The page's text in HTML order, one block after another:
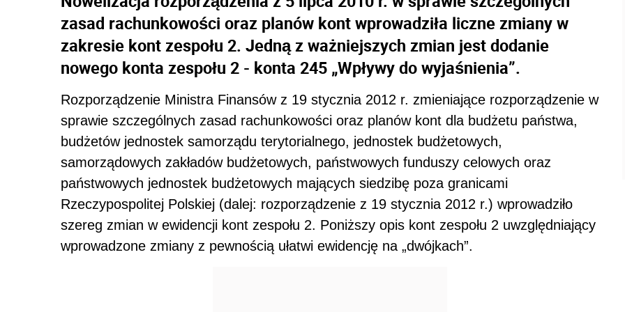
zasad rachunkowości oraz planów kont wprowadziła liczne zmiany w
zakresie kont zespołu 2. Jedną z ważniejszych zmian jest dodanie
nowego konta zespołu 2 - konta 245 „Wpływy do wyjaśnienia”.
Rozporządzenie Ministra Finansów z 19 stycznia 2012 r. zmieniające rozporządzenie w
sprawie szczególnych zasad rachunkowości oraz planów kont dla budżetu państwa,
budżetów jednostek samorządu terytorialnego, jednostek budżetowych,
samorządowych zakładów budżetowych, państwowych funduszy celowych oraz
państwowych jednostek budżetowych mających siedzibę poza granicami
Rzeczypospolitej Polskiej (dalej: rozporządzenie z 19 stycznia 2012 r.) wprowadziło
szereg zmian w ewidencji kont zespołu 2. Poniższy opis kont zespołu 2 uwzględniający
wprowadzone zmiany z pewnością ułatwi ewidencję na „dwójkach”.